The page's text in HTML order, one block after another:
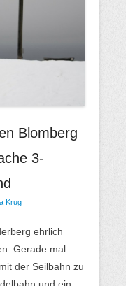
Blomberg
3-
Krug
ehrlich
Gerade mal
der Seilbahn zu